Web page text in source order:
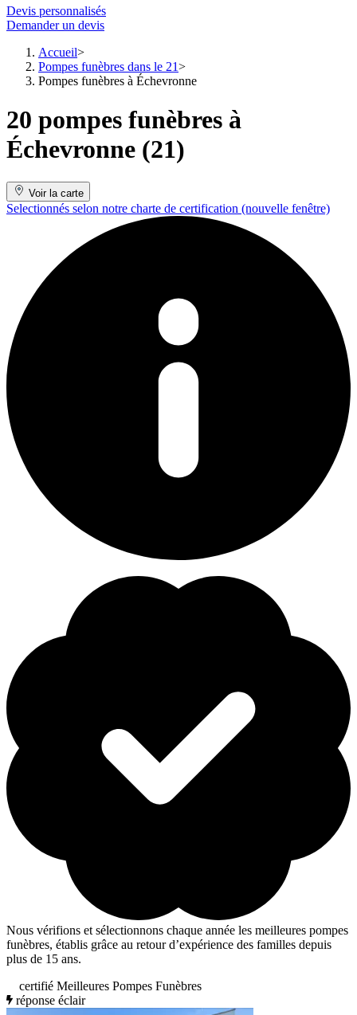
Devis personnalisés
Demander un devis
Accueil
Pompes funèbres dans le 21
Pompes funèbres à Échevronne
20 pompes funèbres à
Échevronne (21)
Voir la carte
Selectionnés selon notre charte de certification (nouvelle fenêtre)
Nous vérifions et sélectionnons chaque année les meilleures pompes
funèbres, établis grâce au retour d’expérience des familles depuis
plus de 15 ans.
certifié Meilleures Pompes Funèbres
réponse éclair